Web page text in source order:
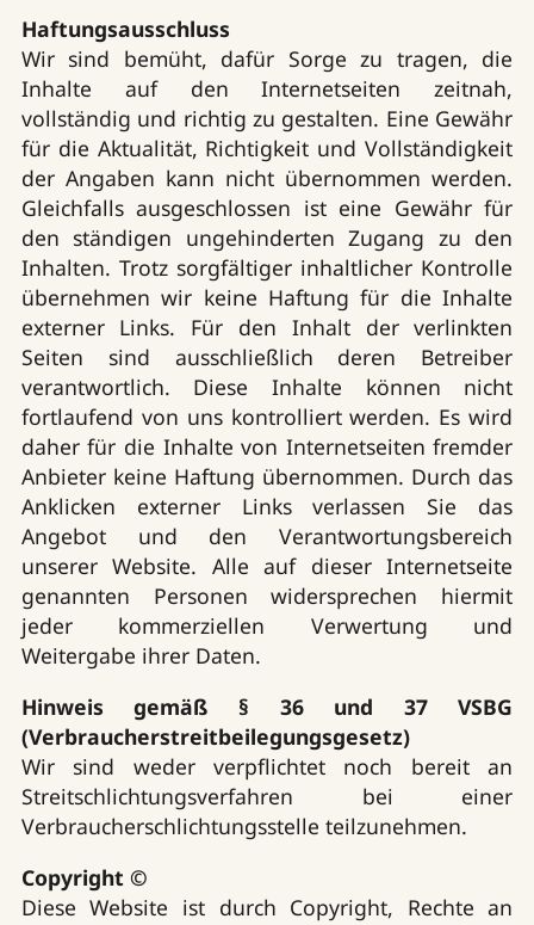
Haftungsausschluss
Wir sind bemüht, dafür Sorge zu tragen, die
Inhalte auf den Internetseiten zeitnah,
vollständig und richtig zu gestalten. Eine Gewähr
für die Aktualität, Richtigkeit und Vollständigkeit
der Angaben kann nicht übernommen werden.
Gleichfalls ausgeschlossen ist eine Gewähr für
den ständigen ungehinderten Zugang zu den
Inhalten. Trotz sorgfältiger inhaltlicher Kontrolle
übernehmen wir keine Haftung für die Inhalte
externer Links. Für den Inhalt der verlinkten
Seiten sind ausschließlich deren Betreiber
verantwortlich. Diese Inhalte können nicht
fortlaufend von uns kontrolliert werden. Es wird
daher für die Inhalte von Internetseiten fremder
Anbieter keine Haftung übernommen. Durch das
Anklicken externer Links verlassen Sie das
Angebot und den Verantwortungsbereich
unserer Website. Alle auf dieser Internetseite
genannten Personen widersprechen hiermit
jeder kommerziellen Verwertung und
Weitergabe ihrer Daten.
Hinweis gemäß § 36 und 37 VSBG
(Verbraucherstreitbeilegungsgesetz)
Wir sind weder verpflichtet noch bereit an
Streitschlichtungsverfahren bei einer
Verbraucherschlichtungsstelle teilzunehmen.
Copyright ©
Diese Website ist durch Copyright, Rechte an